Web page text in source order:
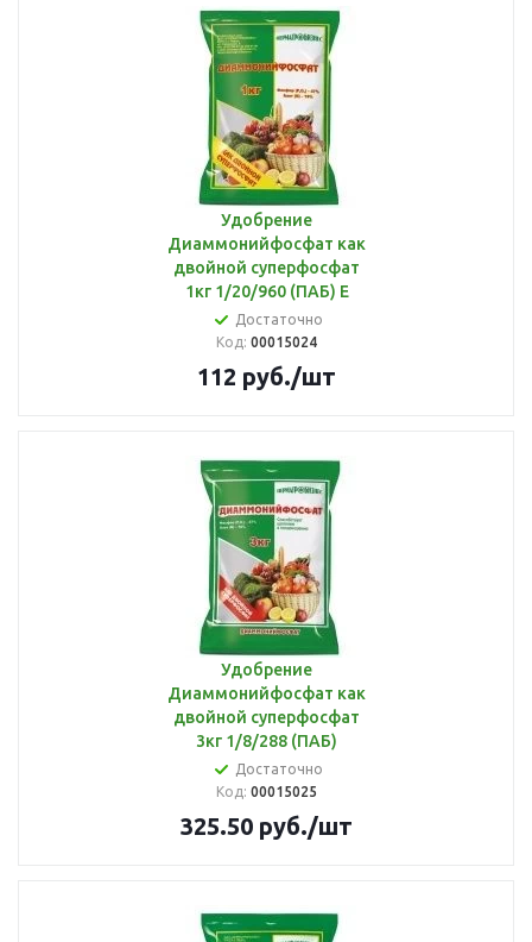
Удобрение
Диаммонийфосфат как
двойной суперфосфат
1кг 1/20/960 (ПАБ) Е
Достаточно
Код: 00015024
112 руб./шт
Удобрение
Диаммонийфосфат как
двойной суперфосфат
3кг 1/8/288 (ПАБ)
Достаточно
Код: 00015025
325.50 руб./шт